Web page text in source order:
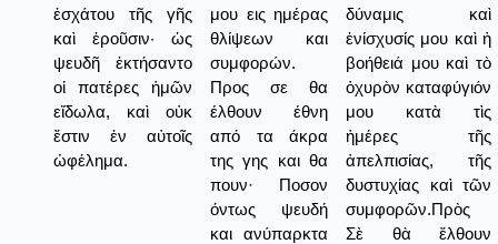
ἐσχάτου τῆς γῆς
καὶ ἐροῦσιν· ὡς
ψευδῆ ἐκτήσαντο
οἱ πατέρες ἡμῶν
εἴδωλα, καὶ οὐκ
ἔστιν ἐν αὐτοῖς
ὠφέλημα.
μου εις ημέρας
θλίψεων και
συμφορών.
Προς σε θα
έλθουν έθνη
από τα άκρα
της γης και θα
πουν· Ποσον
όντως ψευδή
και ανύπαρκτα
δύναμις καὶ
ἐνίσχυσίς μου καὶ ἡ
βοήθειά μου καὶ τὸ
ὀχυρὸν καταφύγιόν
μου κατὰ τὶς
ἡμέρες τῆς
ἀπελπισίας, τῆς
δυστυχίας καὶ τῶν
συμφορῶν.Πρὸς
Σὲ θὰ ἔλθουν